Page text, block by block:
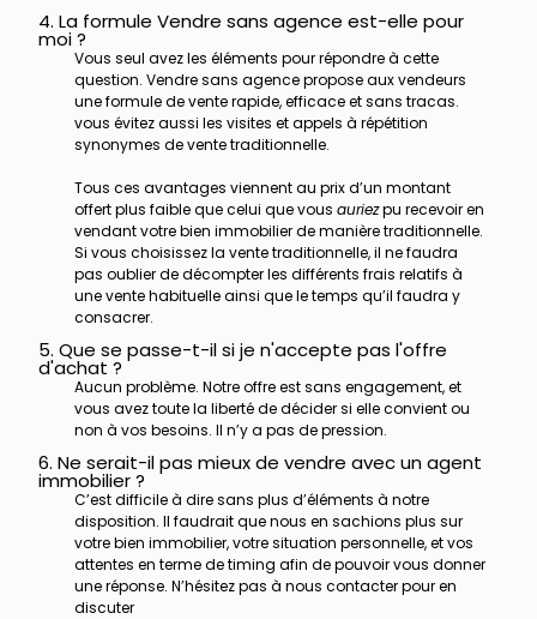
4. La formule Vendre sans agence est-elle pour
moi ?
Vous seul avez les éléments pour répondre à cette
question. Vendre sans agence propose aux vendeurs
une formule de vente rapide, efficace et sans tracas.
vous évitez aussi les visites et appels à répétition
synonymes de vente traditionnelle.
Tous ces avantages viennent au prix d’un montant
offert plus faible que celui que vous auriezpu recevoir en
vendant votre bien immobilier de manière traditionnelle.
Si vous choisissez la vente traditionnelle, il ne faudra
pas oublier de décompter les différents frais relatifs à
une vente habituelle ainsi que le temps qu’il faudra y
consacrer.
5. Que se passe-t-il si je n'accepte pas l'offre
d'achat ?
Aucun problème. Notre offre est sans engagement, et
vous avez toute la liberté de décider si elle convient ou
non à vos besoins. Il n’y a pas de pression.
6. Ne serait-il pas mieux de vendre avec un agent
immobilier ?
C’est difficile à dire sans plus d’éléments à notre
disposition. Il faudrait que nous en sachions plus sur
votre bien immobilier, votre situation personnelle, et vos
attentes en terme de timing afin de pouvoir vous donner
une réponse. N’hésitez pas à nous contacter pour en
discuter